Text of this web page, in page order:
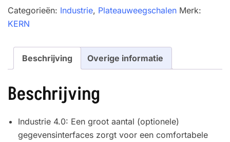
aantal
Categorieën: Industrie, Plateauweegschalen Merk:
KERN
Beschrijving Overige informatie
Beschrijving
Industrie 4.0: Een groot aantal (optionele)
gegevensinterfaces zorgt voor een comfortabele